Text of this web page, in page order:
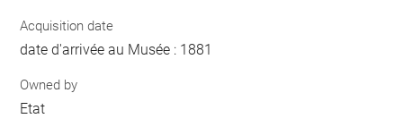
Acquisition date
date d'arrivée au Musée : 1881
Owned by
Etat